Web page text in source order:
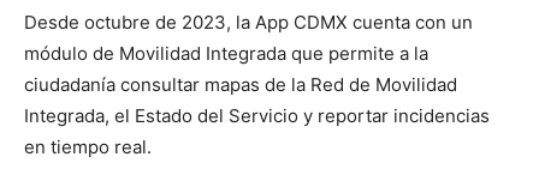
Desde octubre de 2023, la App CDMX cuenta con un
módulo de Movilidad Integrada que permite a la
ciudadanía consultar mapas de la Red de Movilidad
Integrada, el Estado del Servicio y reportar incidencias
en tiempo real.